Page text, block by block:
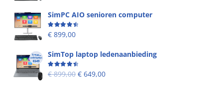
SimPC AIO senioren computer
Beoordeling
€ 899,00
SimTop laptop ledenaanbieding
Beoordeling 4.53uit 5
€899,00 € 649,00